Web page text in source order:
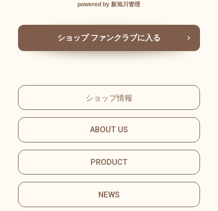
powered by 新旭川管理
ショップ ファンクラブに入る
ショップ情報
ABOUT US
PRODUCT
NEWS